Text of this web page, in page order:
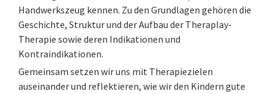
Handwerkszeug kennen. Zu den Grundlagen gehören die
Geschichte, Struktur und der Aufbau der Theraplay-
Therapie sowie deren Indikationen und
Kontraindikationen.
Gemeinsam setzen wir uns mit Therapiezielen
auseinander und reflektieren, wie wir den Kindern gute